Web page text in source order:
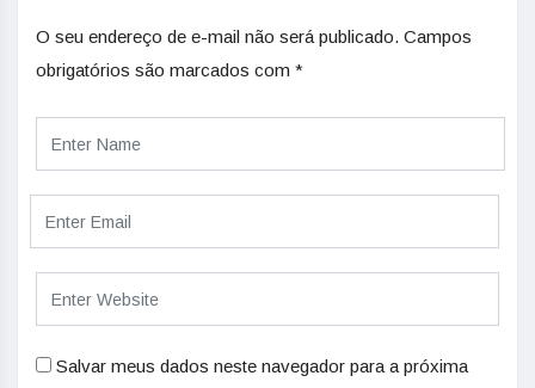
O seu endereço de e-mail não será publicado. Campos
obrigatórios são marcados com *
Salvar meus dados neste navegador para a próxima